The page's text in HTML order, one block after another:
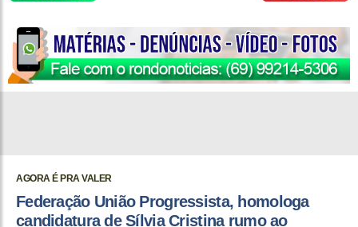
AGORA É PRA VALER
Federação União Progressista, homologa
candidatura de Sílvia Cristina rumo ao